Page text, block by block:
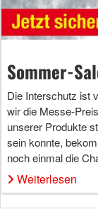
Sommer-
Die Interschutz ist
wir die Messe-
unserer Produkte
sein konnte,
noch einmal die
Weiterlesen